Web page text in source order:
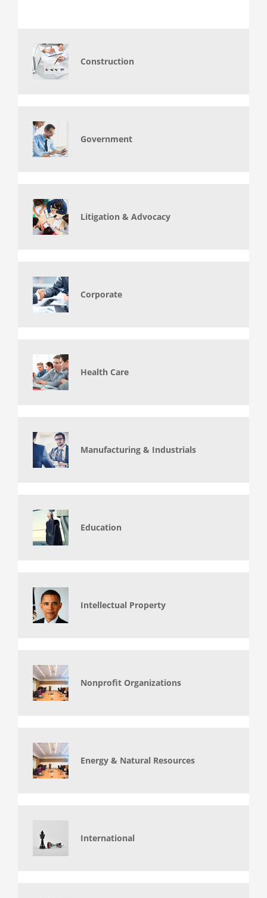
Construction
Government
Litigation & Advocacy
Corporate
Health Care
Manufacturing & Industrials
Education
Intellectual Property
Nonprofit Organizations
Energy & Natural Resources
International